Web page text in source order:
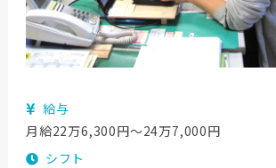
給与
月給22万6,300円〜24万7,000円
シフト